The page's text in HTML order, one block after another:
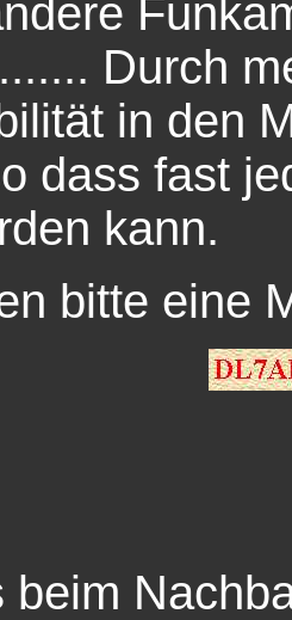
Durch
in den
dass fast
kann.
bitte eine
beim